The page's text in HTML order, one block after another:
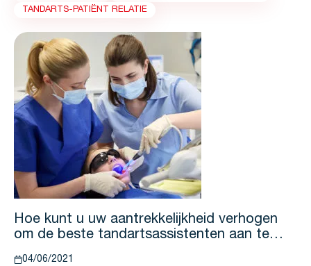
TANDARTS-PATIËNT RELATIE
Hoe kunt u uw aantrekkelijkheid verhogen
om de beste tandartsassistenten aan te
trekken en aan boord te houden?
04/06/2021